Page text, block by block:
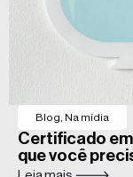
Blog Na mídia
Certificado
que você